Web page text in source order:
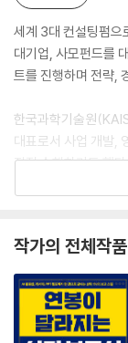
세계 3대 컨설팅펌으
대기업, 사모펀드를
트를 진행하며 전략,
한국과학기술원
대표로서 사업 개발,
직접 수행하기도 했
랫폼 기업인 카카오
하고 있다. 인스타그
는 메시지와 함께 직
서, IR’을 주제로 한
야 1위를 기록하기도
작가의 전체작품